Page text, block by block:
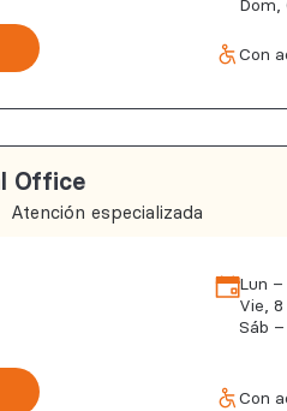
Dom,
Con
Office
Atención especializada
Lun –
Vie, 8
Sáb
Con